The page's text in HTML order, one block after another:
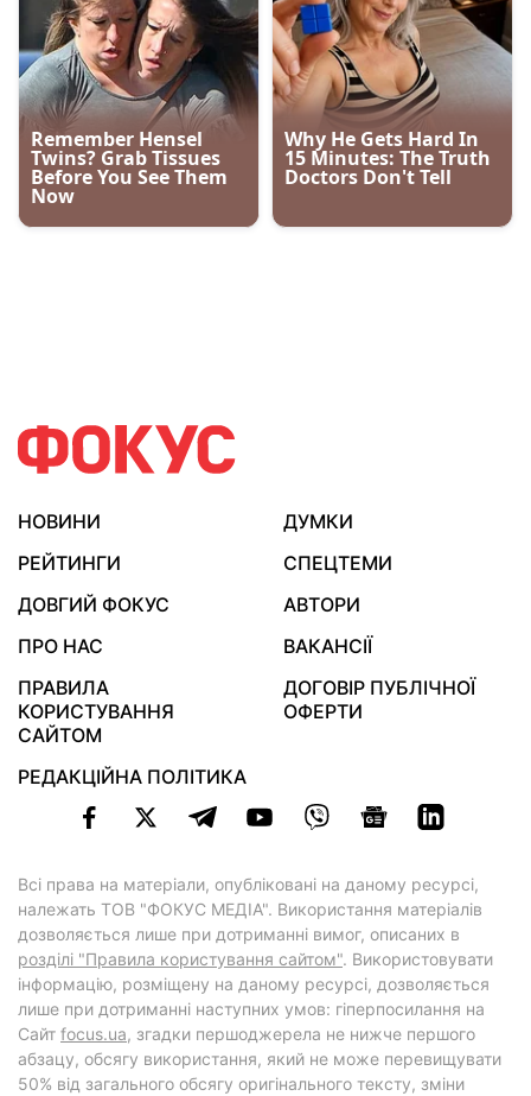
НОВИНИ
ДУМКИ
РЕЙТИНГИ
СПЕЦТЕМИ
ДОВГИЙ ФОКУС
АВТОРИ
ПРО НАС
ВАКАНСІЇ
ПРАВИЛА
КОРИСТУВАННЯ
САЙТОМ
ДОГОВІР ПУБЛІЧНОЇ
ОФЕРТИ
РЕДАКЦІЙНА ПОЛІТИКА
Всі права на матеріали, опубліковані на даному ресурсі,
належать ТОВ "ФОКУС МЕДІА". Використання матеріалів
дозволяється лише при дотриманні вимог, описаних в
розділі "Правила користування сайтом". Використовувати
інформацію, розміщену на даному ресурсі, дозволяється
лише при дотриманні наступних умов: гіперпосилання на
Cайт focus.ua, згадки першоджерела не нижче першого
абзацу, обсягу використання, який не може перевищувати
50% від загального обсягу оригінального тексту, зміни